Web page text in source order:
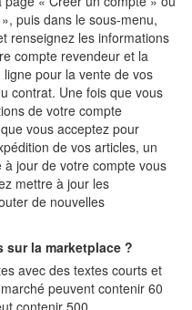
puis dans le sous-menu,
renseignez les informations
compte revendeur et la
pour la vente de vos
contrat. Une fois que vous
de votre compte
vous acceptez pour
de vos articles, un
jour de votre compte vous
mettre à jour les
de nouvelles
sur la marketplace ?
avec des textes courts et
peuvent contenir 60
contenir 500